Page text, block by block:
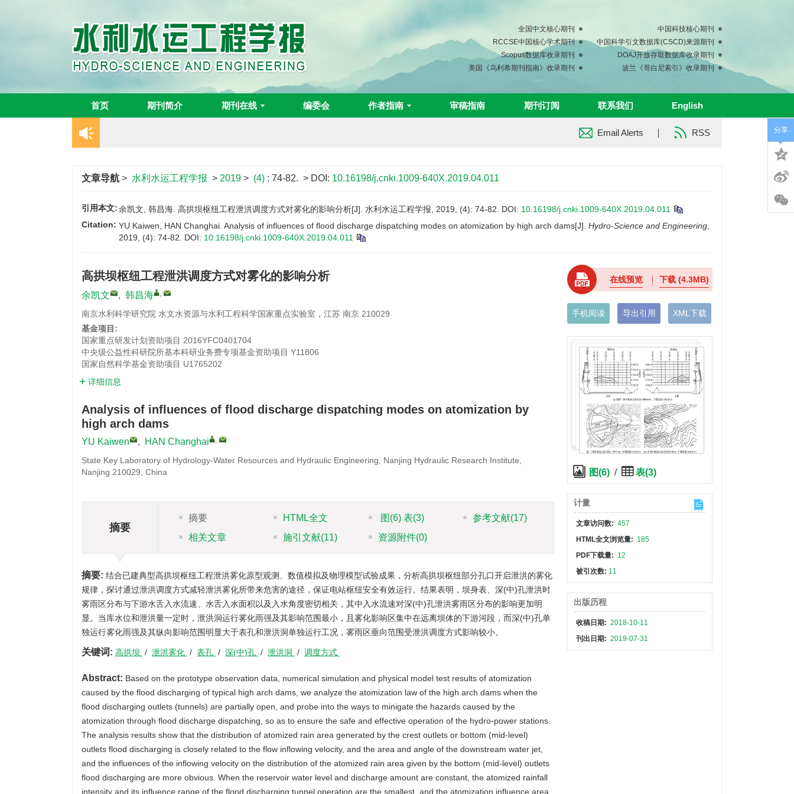
全国中文核心期刊
中国科技核心期刊
RCCSE中国核心学术期刊
中国科学引文数据库(CSCD)来源期刊
Scopus数据库收录期刊
DOAJ开放存取数据库收录期刊
美国《乌利希期刊指南》收录期刊
波兰《哥白尼索引》收录期刊
首页 期刊简介 期刊在线 编委会 作者指南 审稿指南 期刊订阅 联系我们 English
Email Alerts RSS
文章导航 > 水利水运工程学报 > 2019 > (4) : 74-82. > DOI: 10.16198/j.cnki.1009-640X.2019.04.011
引用本文:余凯文, 韩昌海. 高拱坝枢纽工程泄洪调度方式对雾化的影响分析[J]. 水利水运工程学报, 2019, (4): 74-82. DOI: 10.16198/j.cnki.1009-640X.2019.04.011
Citation: YU Kaiwen, HAN Changhai. Analysis of influences of flood discharge dispatching modes on atomization by high arch dams[J]. Hydro-Science and Engineering
2019, (4): 74-82. DOI: 10.16198/j.cnki.1009-640X.2019.04.011
高拱坝枢纽工程泄洪调度方式对雾化的影响分析
余凯文 , 韩昌海 ,
南京水利科学研究院 水文水资源与水利工程科学国家重点实验室，江苏 南京 210029
基金项目:
国家重点研发计划资助项目 2016YFC0401704
中央级公益性科研院所基本科研业务费专项基金资助项目 Y11806
国家自然科学基金资助项目 U1765202
详细信息
Analysis of influences of flood discharge dispatching modes on atomization by
high arch dams
YU Kaiwen , HAN Changhai ,
State Key Laboratory of Hydrology-Water Resources and Hydraulic Engineering, Nanjing Hydraulic Research Institute,
Nanjing 210029, China
摘要
摘要 HTML全文 图 (6)表(3) 参考文献(17)
相关文章
施引文献(11) 资源附件(0)
摘要: 结合已建典型高拱坝枢纽工程泄洪雾化原型观测、数值模拟及物理模型试验成果，分析高拱坝枢纽部分孔口开启泄洪的雾化
规律，探讨通过泄洪调度方式减轻泄洪雾化所带来危害的途径，保证电站枢纽安全有效运行。结果表明，坝身表、深(中)孔泄洪时
雾雨区分布与下游水舌入水流速、水舌入水面积以及入水角度密切相关，其中入水流速对深(中)孔泄洪雾雨区分布的影响更加明
显。当库水位和泄洪量一定时，泄洪洞运行雾化雨强及其影响范围最小，且雾化影响区集中在远离坝体的下游河段，而深(中)孔单
独运行雾化雨强及其纵向影响范围明显大于表孔和泄洪洞单独运行工况，雾雨区垂向范围受泄洪调度方式影响较小。
关键词: 高拱坝 / 泄洪雾化 / 表孔 / 深(中)孔 / 泄洪洞 / 调度方式
Abstract: Based on the prototype observation data, numerical simulation and physical model test results of atomization
caused by the flood discharging of typical high arch dams, we analyze the atomization law of the high arch dams when the
flood discharging outlets (tunnels) are partially open, and probe into the ways to minigate the hazards caused by the
atomization through flood discharge dispatching, so as to ensure the safe and effective operation of the hydro-power stations.
The analysis results show that the distribution of atomized rain area generated by the crest outlets or bottom (mid-level)
outlets flood discharging is closely related to the flow inflowing velocity, and the area and angle of the downstream water jet,
and the influences of the inflowing velocity on the distribution of the atomized rain area given by the bottom (mid-level) outlets
flood discharging are more obvious. When the reservoir water level and discharge amount are constant, the atomized rainfall
intensity and its influence range of the flood discharging tunnel operation are the smallest, and the atomization influence area
在线预览 下载(4.3MB)
手机阅读 导出引用 XML下载
图(6) / 表(3)
计量
文章访问数: 457
HTML全文浏览量: 185
PDF下载量: 12
被引次数: 11
出版历程
收稿日期: 2018-10-11
刊出日期: 2019-07-31
分享